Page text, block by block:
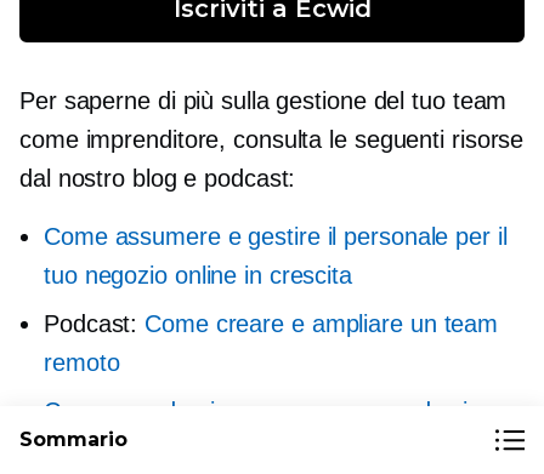
Iscriviti a Ecwid
Per saperne di più sulla gestione del tuo team
come imprenditore, consulta le seguenti risorse
dal nostro blog e podcast:
Come assumere e gestire il personale per il
tuo negozio online in crescita
Podcast: Come creare e ampliare un team
remoto
Come prendersi una vacanza quando si
gestisce un'attività
Sommario